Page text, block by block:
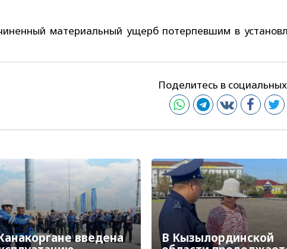
материальный ущерб потерпевшим в
Поделитесь в
введена
В Кызылординской